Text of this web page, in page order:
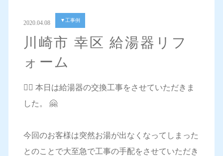
2020.04.08 ▼工事例
川崎市 幸区 給湯器リフ
ォーム
💁‍♀️ 本日は給湯器の交換工事をさせていただきま
した。 🤗
今回のお客様は突然お湯が出なくなってしまった
とのことで大至急で工事の手配をさせていただき